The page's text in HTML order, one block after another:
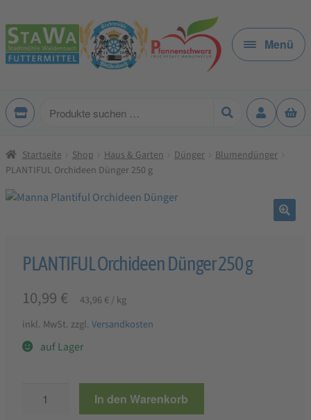
Zur
Navigation
springen
Zum
Inhalt
springen
Menü
Produkte
Startseite Shop Haus & Garten Dünger
Blumendünger
PLANTIFUL Orchideen Dünger 250 g
PLANTIFUL Orchideen Dünger 250 g
10,99 € 43,96 €/kg
inkl. MwSt. zzgl. Versandkosten
auf Lager
Orchideen
In den Warenkorb